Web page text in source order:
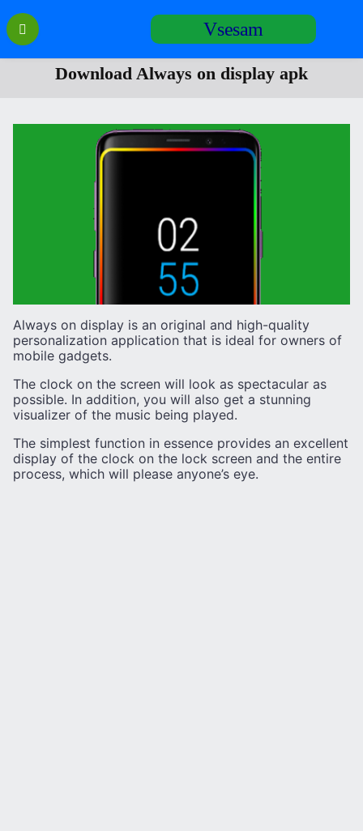
Перейти
содержанию
Vsesam
Download Always on display apk
Always on display is an original and high-quality
personalization application that is ideal for owners of
mobile gadgets.
The clock on the screen will look as spectacular as
possible. In addition, you will also get a stunning
visualizer of the music being played.
The simplest function in essence provides an excellent
display of the clock on the lock screen and the entire
process, which will please anyone’s eye.